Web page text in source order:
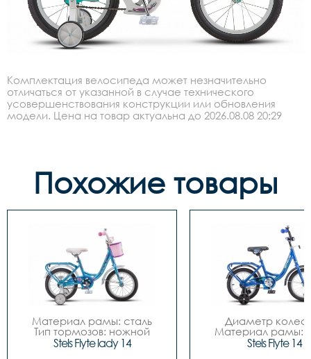
Комплектация велосипеда может незначительно
отличаться от указанной в случае технического
усовершенствования конструкции или обновления
модели. Цена на товар актуальна до 2026.08.08 20:29
Похожие товары
Материал рамы: сталь
Тип тормозов: ножной
Диаметр колес: 14
Количество скоростей	-
Stels Flyte lady 14
Диаметр колес:
Материал рамы:
Тип тормозов:
Количество
Stels Flyte 14